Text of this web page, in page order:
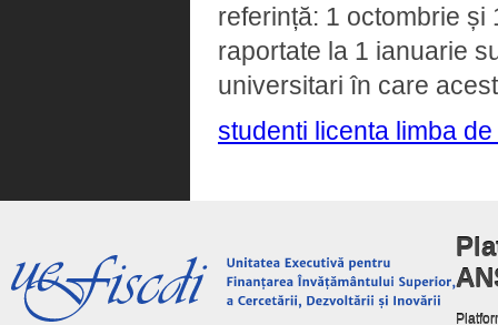
referință: 1 octombrie
raportate la 1 ianuarie
universitari în care
studenti licenta limba